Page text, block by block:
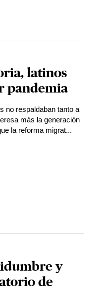
latinos
pandemia
no respaldaban tanto a
más la generación
la reforma migrat...
y
de